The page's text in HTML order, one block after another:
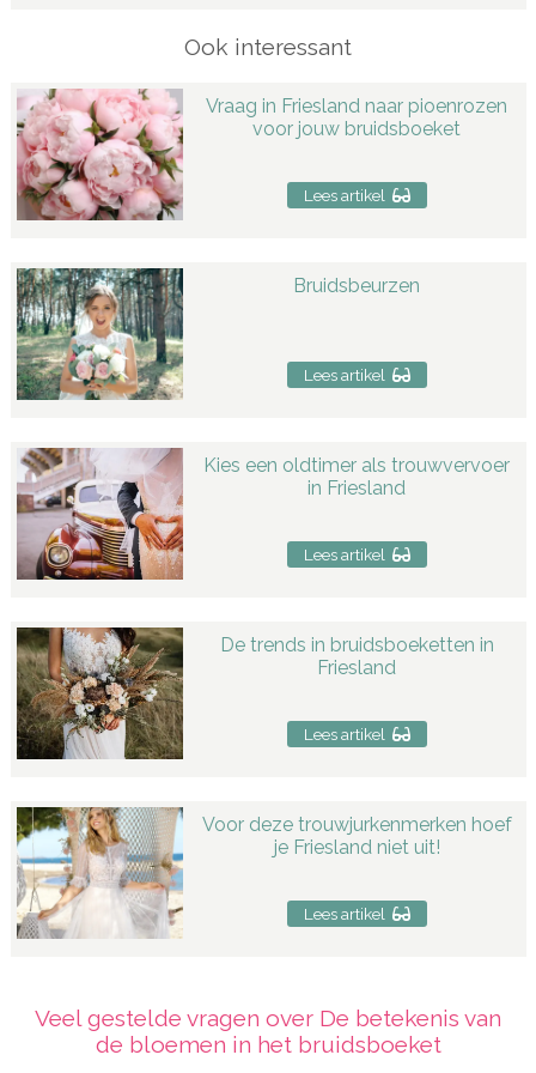
Ook interessant
Vraag in Friesland naar pioenrozen
voor jouw bruidsboeket
Lees artikel
Bruidsbeurzen
Lees artikel
Kies een oldtimer als trouwvervoer
in Friesland
Lees artikel
De trends in bruidsboeketten in
Friesland
Lees artikel
Voor deze trouwjurkenmerken hoef
je Friesland niet uit!
Lees artikel
Veel gestelde vragen over De betekenis van
de bloemen in het bruidsboeket